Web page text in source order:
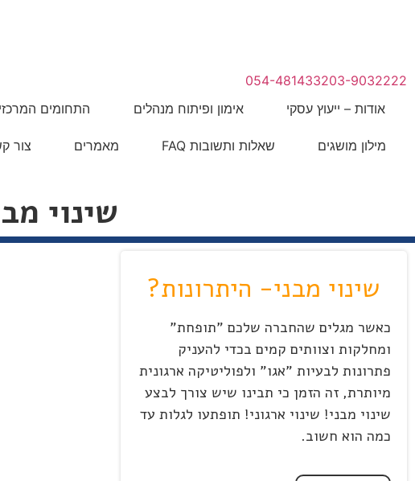
03-9032222
054-4814332
אודות – ייעוץ עסקי
אימון ופיתוח מנהלים התחומים
מילון מושגים שאלות ותשובות FAQ מאמרים צור
שינוי
שינוי מבני- היתרונות?
כאשר מגלים שהחברה שלכם "תופחת"
ומחלקות וצוותים קמים בכדי להעניק
פתרונות לבעיות "אגו" ולפוליטיקה ארגונית
מיותרת, זה הזמן כי תבינו שיש צורך לבצע
שינוי מבני! שינוי ארגוני! תופתעו לגלות עד
כמה הוא חשוב.